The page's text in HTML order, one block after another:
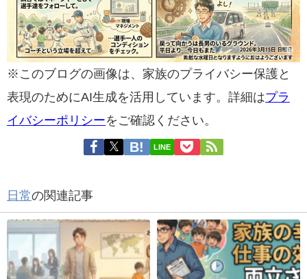
※このブログの画像は、家族のプライバシー保護と
表現のためにAI生成を活用しています。詳細はプラ
イバシーポリシーをご確認ください。
LINE
日常の関連記事